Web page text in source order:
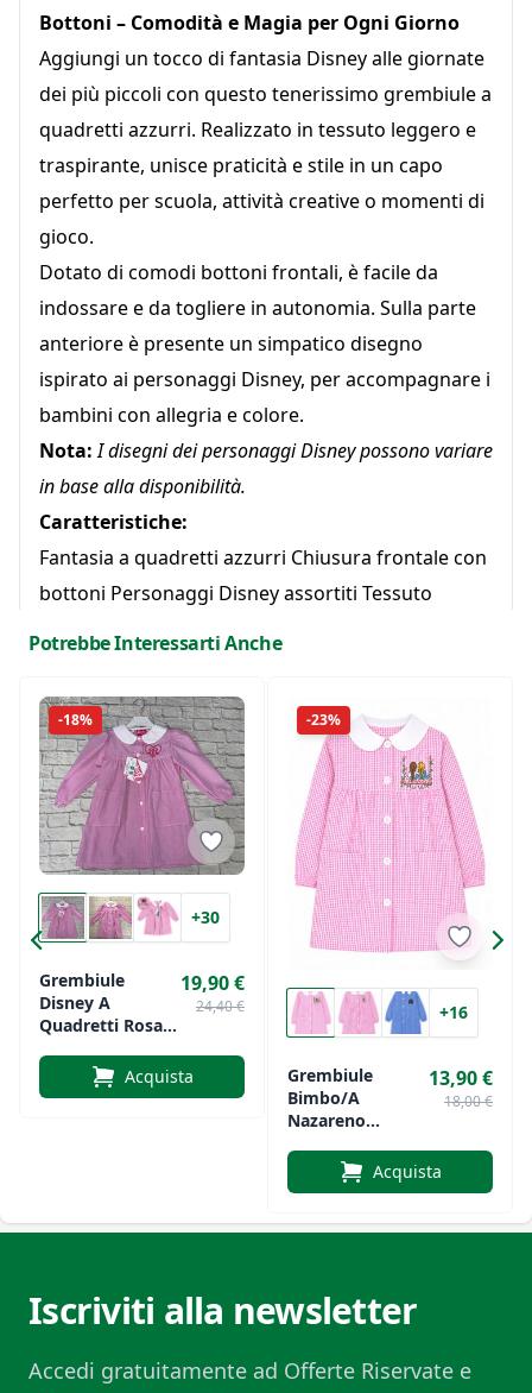
Bottoni – Comodità e Magia per Ogni Giorno
Aggiungi un tocco di fantasia Disney alle giornate
dei più piccoli con questo tenerissimo grembiule a
quadretti azzurri. Realizzato in tessuto leggero e
traspirante, unisce praticità e stile in un capo
perfetto per scuola, attività creative o momenti di
gioco.
Dotato di comodi bottoni frontali, è facile da
indossare e da togliere in autonomia. Sulla parte
anteriore è presente un simpatico disegno
ispirato ai personaggi Disney, per accompagnare i
bambini con allegria e colore.
Nota: I disegni dei personaggi Disney possono variare
in base alla disponibilità.
Caratteristiche:
Fantasia a quadretti azzurri Chiusura frontale con
bottoni Personaggi Disney assortiti Tessuto
grembiule perfetto per vivere ogni giornata con
un pizzico di magia Disney!
Potrebbe Interessarti Anche
-18%
+30
Grembiule
Disney A
Quadretti Rosa
19,90 €
24,40 €
Acquista
-23%
+16
Grembiule
Bimbo/a
Nazareno
Quadretti Con
Bottoni
13,90 €
18,00 €
Acquista
Iscriviti alla newsletter
Accedi gratuitamente ad Offerte Riservate e